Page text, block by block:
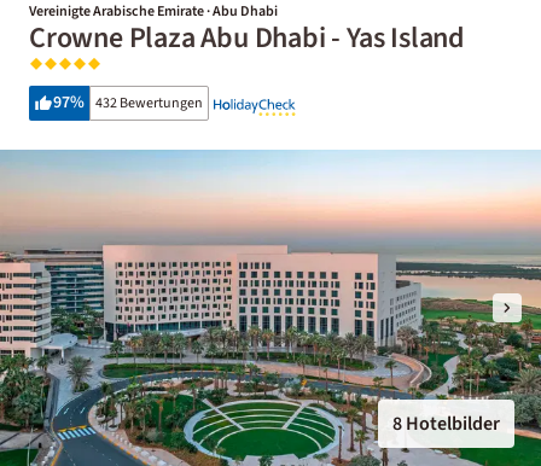
Vereinigte Arabische Emirate · Abu Dhabi
Crowne Plaza Abu Dhabi - Yas Island
97% 432 Bewertungen
8 Hotelbilder